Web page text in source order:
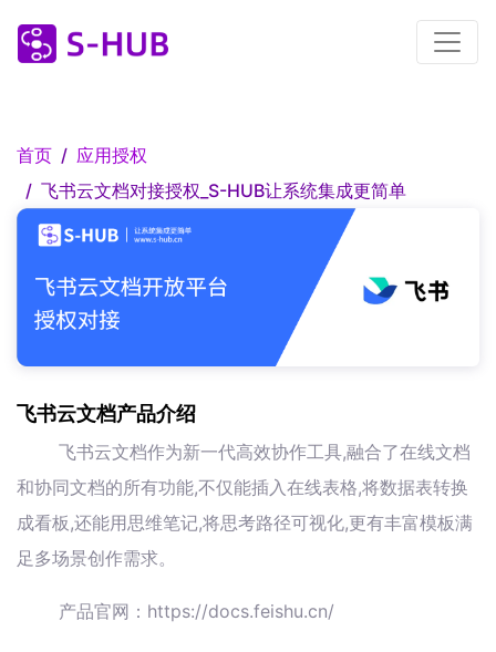
首页
应用授权
飞书云文档对接授权_S-HUB让系统集成更简单
飞书云文档产品介绍
飞书云文档作为新一代高效协作工具,融合了在线文档
和协同文档的所有功能,不仅能插入在线表格,将数据表转换
成看板,还能用思维笔记,将思考路径可视化,更有丰富模板满
足多场景创作需求。
产品官网：https://docs.feishu.cn/